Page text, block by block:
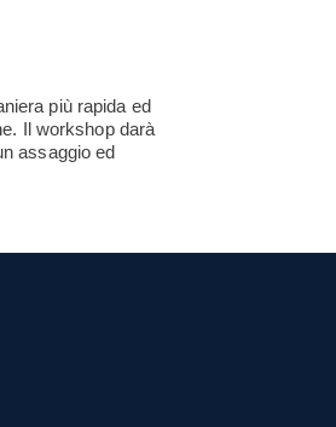
più rapida ed
Il workshop darà
assaggio ed